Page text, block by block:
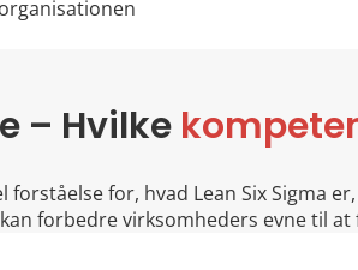
– Hvilke
for, hvad Lean Six
forbedre virksomheders evne til